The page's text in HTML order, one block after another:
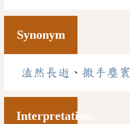
Synonym
溘然長逝 、 撒手塵寰
Interpretation